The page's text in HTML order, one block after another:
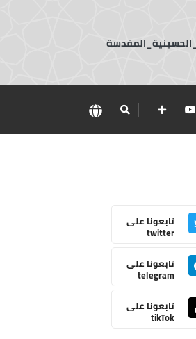
تابعونا على
twitter
تابعونا على
telegram
تابعونا على
tikTok